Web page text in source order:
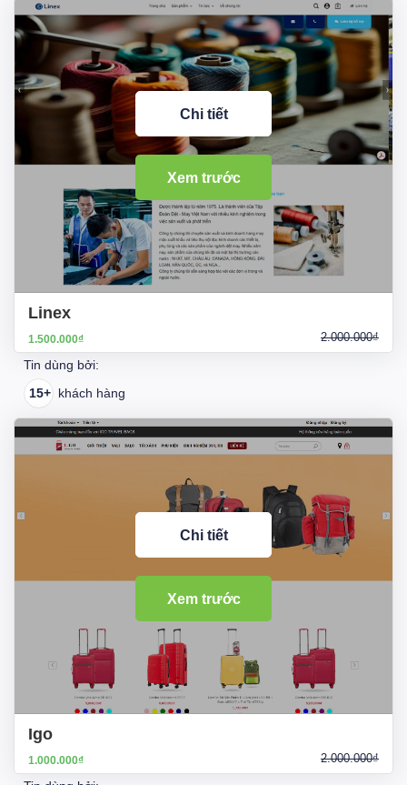
Linex
1.500.000₫ 2.000.000₫
Tin dùng bởi:
15+ khách hàng
Chi tiết
Xem trước
Igo
1.000.000₫ 2.000.000₫
Chi tiết
Xem trước